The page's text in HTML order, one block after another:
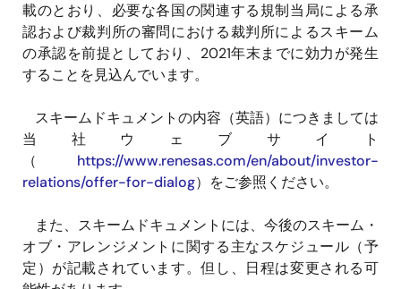
載のとおり、必要な各国の関連する規制当局による承
認および裁判所の審問における裁判所によるスキーム
の承認を前提としており、2021年末までに効力が発生
することを見込んでいます。
スキームドキュメントの内容（英語）につきましては
当社ウェブサイト
（ https://www.renesas.com/en/about/investor-
relations/offer-for-dialog）をご参照ください。
また、スキームドキュメントには、今後のスキーム・
オブ・アレンジメントに関する主なスケジュール（予
定）が記載されています。但し、日程は変更される可